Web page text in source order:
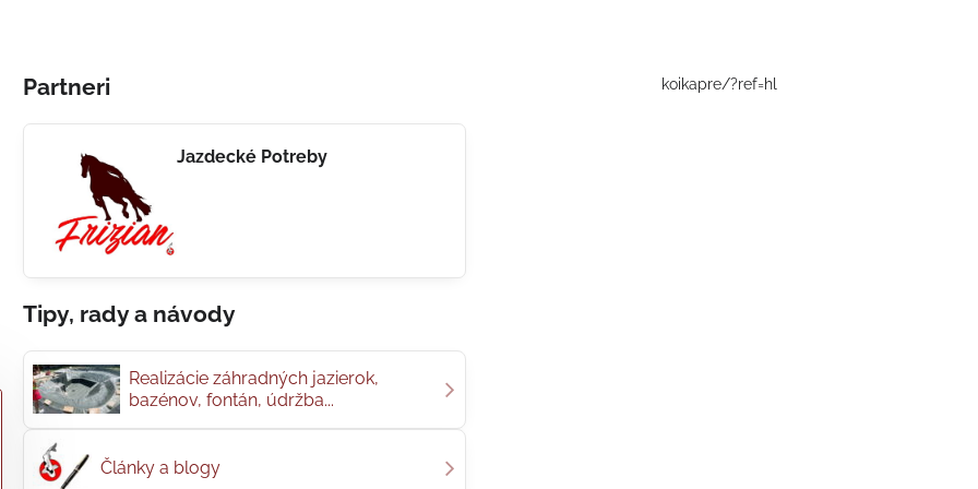
Partneri
Jazdecké Potreby
Tipy, rady a návody
Realizácie záhradných jazierok,
bazénov, fontán, údržba...
Články a blogy
koikapre/?ref=hl